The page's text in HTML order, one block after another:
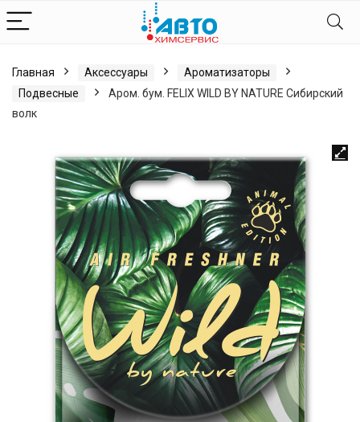
Главная Аксессуары
Ароматизаторы
Подвесные
Аром. бум. FELIX WILD BY NATURE Сибирский
волк